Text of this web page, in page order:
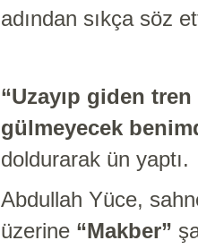
adından sıkça söz
“Uzayıp giden
gülmeyecek
doldurarak ün yaptı.
Abdullah Yüce,
üzerine “Makber”